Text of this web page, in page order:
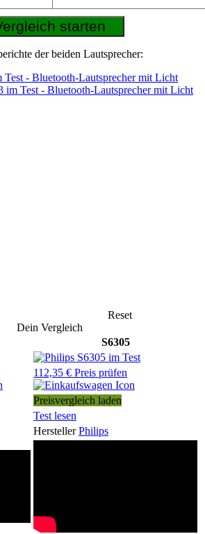
der beiden Lautsprecher:
Test - Bluetooth-Lautsprecher mit Licht
im Test - Bluetooth-Lautsprecher mit Licht
Reset
Dein Vergleich
S6305
112,35 € Preis prüfen
Preisvergleich laden
Test lesen
Hersteller Philips